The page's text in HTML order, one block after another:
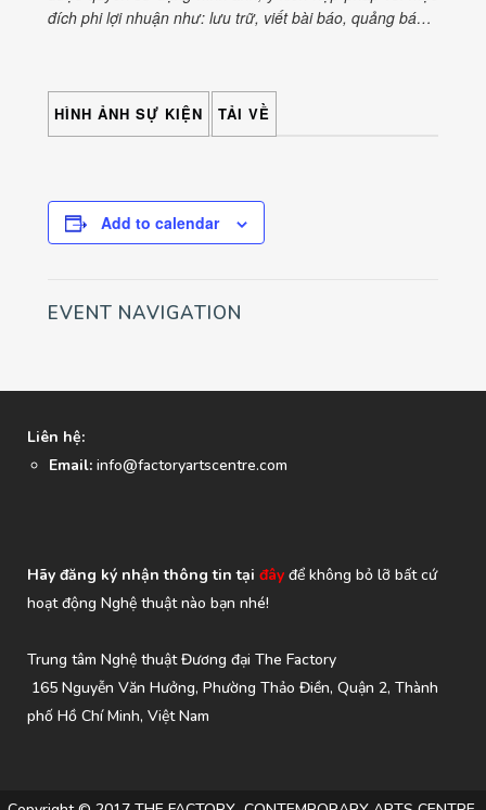
đích phi lợi nhuận như: lưu trữ, viết bài báo, quảng bá…
HÌNH ẢNH SỰ KIỆN TẢI VỀ
Add to calendar
EVENT NAVIGATION
Liên hệ:
Email: info@factoryartscentre.com
Hãy đăng ký nhận thông tin tại đây để không bỏ lỡ bất cứ
hoạt động Nghệ thuật nào bạn nhé!
Trung tâm Nghệ thuật Đương đại The Factory
165 Nguyễn Văn Hưởng, Phường Thảo Điền, Quận 2, Thành
phố Hồ Chí Minh, Việt Nam